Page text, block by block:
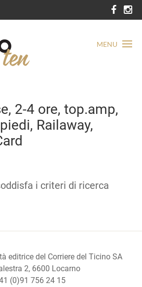
MENU
2-4 ore, top.amp,
Railaway,
i criteri di ricerca
editrice del Corriere del Ticino SA
2, 6600 Locarno
(0)91 756 24 15